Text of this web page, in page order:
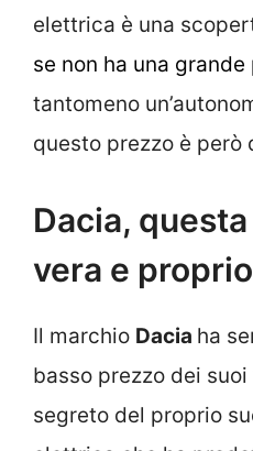
elettrica è una
se non ha una grande
tantomeno
questo prezzo è però
Dacia,
vera e
Il marchio Dacia ha
basso prezzo dei
segreto del proprio